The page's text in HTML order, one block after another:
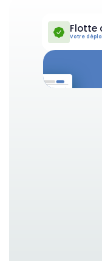
Flotte
Votre